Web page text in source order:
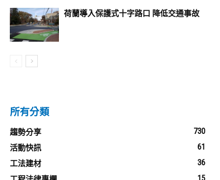
荷蘭導入保護式十字路口 降低交通事故
所有分類
趨勢分享
730
活動快訊
61
工法建材
36